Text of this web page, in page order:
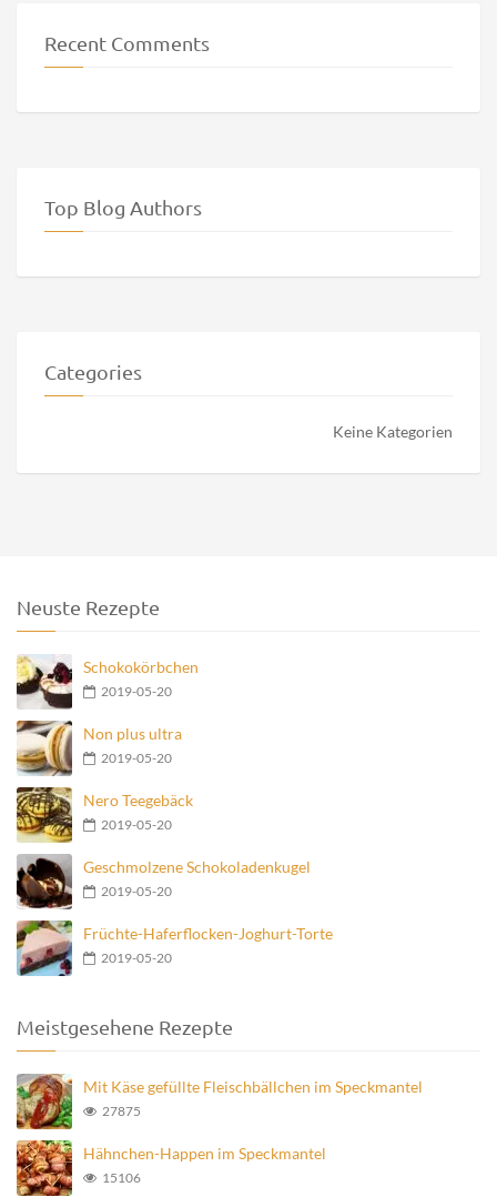
Recent Comments
Top Blog Authors
Categories
Keine Kategorien
Neuste Rezepte
Schokokörbchen
2019-05-20
Non plus ultra
2019-05-20
Nero Teegebäck
2019-05-20
Geschmolzene Schokoladenkugel
2019-05-20
Früchte-Haferflocken-Joghurt-Torte
2019-05-20
Meistgesehene Rezepte
Mit Käse gefüllte Fleischbällchen im Speckmantel
27875
Hähnchen-Happen im Speckmantel
15106